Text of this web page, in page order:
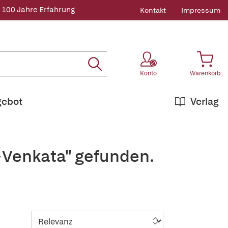
100 Jahre Erfahrung Kontakt Impressum
Konto Warenkorb
Verlag
gefunden.